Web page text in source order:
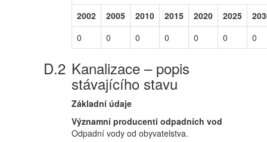
2002
2005 2010 2015 2020 2025
0
0 0 0 0 0 0
Kanalizace – popis
stávajícího stavu
Základní údaje
Významní producenti odpadních vod
Odpadní vody od obyvatelstva.